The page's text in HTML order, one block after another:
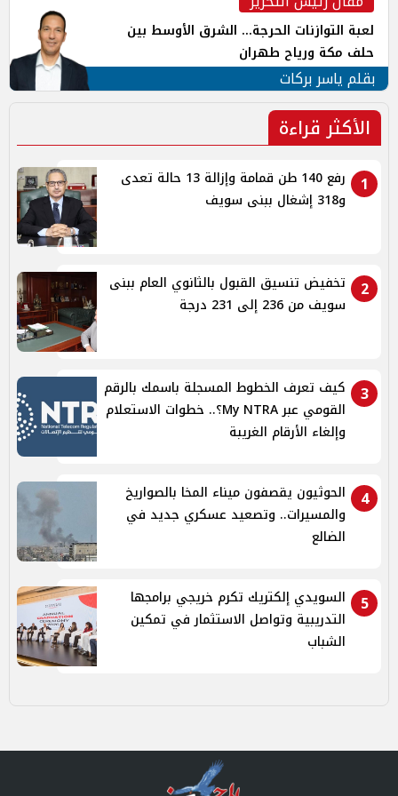
لعبة التوازنات الحرجة... الشرق الأوسط بين
حلف مكة ورياح طهران
بقلم ياسر بركات
الأكثر قراءة
1
رفع 140 طن قمامة وإزالة 13 حالة تعدى
و318 إشغال ببنى سويف
2
تخفيض تنسيق القبول بالثانوي العام ببنى
سويف من 236 إلى 231 درجة
3
كيف تعرف الخطوط المسجلة باسمك بالرقم
القومي عبر My NTRA؟.. خطوات الاستعلام
وإلغاء الأرقام الغريبة
4
الحوثيون يقصفون ميناء المخا بالصواريخ
والمسيرات.. وتصعيد عسكري جديد في
الضالع
5
السويدي إلكتريك تكرم خريجي برامجها
التدريبية وتواصل الاستثمار في تمكين
الشباب